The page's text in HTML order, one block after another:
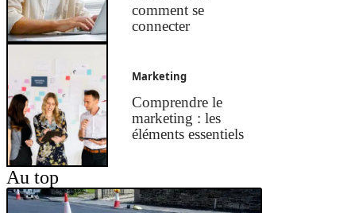
comment se
connecter
Marketing
Comprendre le
marketing : les
éléments essentiels
Au top